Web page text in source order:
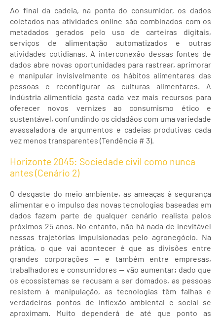
Ao final da cadeia, na ponta do consumidor, os dados
coletados nas atividades online são combinados com os
metadados gerados pelo uso de carteiras digitais,
serviços de alimentação automatizados e outras
atividades cotidianas. A interconexão dessas fontes de
dados abre novas oportunidades para rastrear, aprimorar
e manipular invisivelmente os hábitos alimentares das
pessoas e reconfigurar as culturas alimentares. A
indústria alimentícia gasta cada vez mais recursos para
oferecer novos vernizes ao consumismo ético e
sustentável, confundindo os cidadãos com uma variedade
avassaladora de argumentos e cadeias produtivas cada
vez menos transparentes (Tendência # 3).
Horizonte 2045: Sociedade civil como nunca
antes (Cenário 2)
O desgaste do meio ambiente, as ameaças à segurança
alimentar e o impulso das novas tecnologias baseadas em
dados fazem parte de qualquer cenário realista pelos
próximos 25 anos. No entanto, não há nada de inevitável
nessas trajetórias impulsionadas pelo agronegócio. Na
prática, o que vai acontecer é que as divisões entre
grandes corporações — e também entre empresas,
trabalhadores e consumidores — vão aumentar; dado que
os ecossistemas se recusam a ser domados, as pessoas
resistem à manipulação, as tecnologias têm falhas e
verdadeiros pontos de inflexão ambiental e social se
aproximam. Muito dependerá de até que ponto as